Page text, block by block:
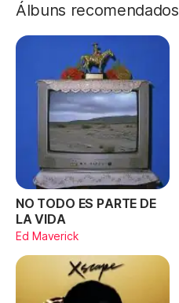
Álbuns recomendados
NO TODO ES PARTE DE
LA VIDA
Ed Maverick